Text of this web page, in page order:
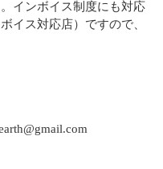
インボイス制度にも対応
イス対応店）ですので、